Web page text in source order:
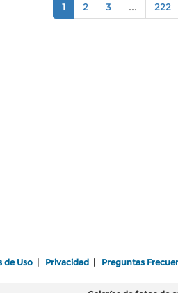
1 2 3 ... 222
de Uso Privacidad Preguntas